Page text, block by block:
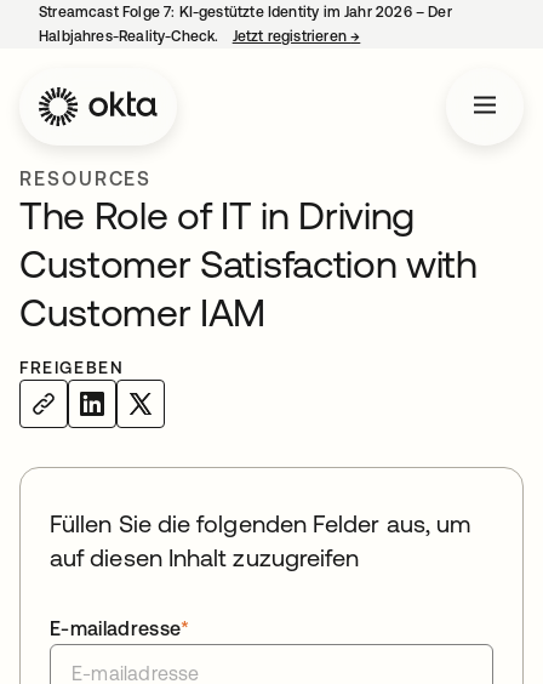
Streamcast Folge 7: KI-gestützte Identity im Jahr 2026 – Der
Halbjahres-Reality-Check.
Jetzt registrieren→
RESOURCES
The Role of IT in Driving
Customer Satisfaction with
Customer IAM
FREIGEBEN
Füllen Sie die folgenden Felder aus, um
auf diesen Inhalt zuzugreifen
*
E-mailadresse